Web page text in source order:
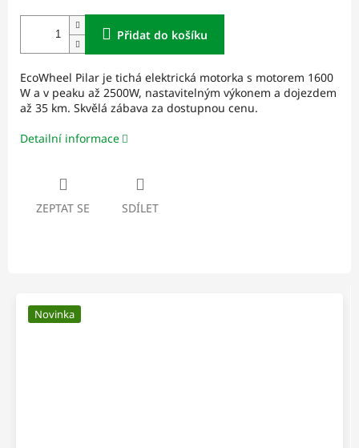
Přidat do košíku
EcoWheel Pilar je tichá elektrická motorka s motorem 1600
W a v peaku až 2500W, nastavitelným výkonem a dojezdem
až 35 km. Skvělá zábava za dostupnou cenu.
Detailní informace
ZEPTAT SE SDÍLET
Novinka